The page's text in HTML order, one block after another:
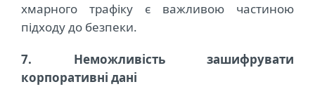
хмарного трафіку є важливою частиною
підходу до безпеки.
7. Неможливість зашифрувати
корпоративні дані